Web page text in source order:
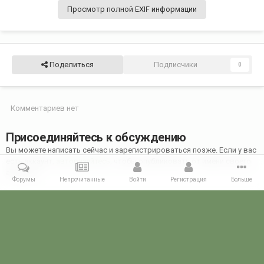
Просмотр полной EXIF информации
Поделиться Подписчики 0
Комментариев нет
Присоединяйтесь к обсуждению
Вы можете написать сейчас и зарегистрироваться позже. Если у вас
есть аккаунт,
авторизуйтесь
, чтобы опубликовать от имени своего
аккаунта.
Форумы Непрочитанные Войти Регистрация Больше